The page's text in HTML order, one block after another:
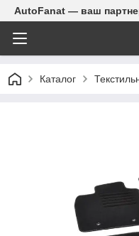
AutoFanat — ваш
Каталог